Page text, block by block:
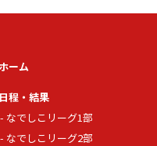
ホーム
日程・結果
なでしこリーグ1部
なでしこリーグ2部